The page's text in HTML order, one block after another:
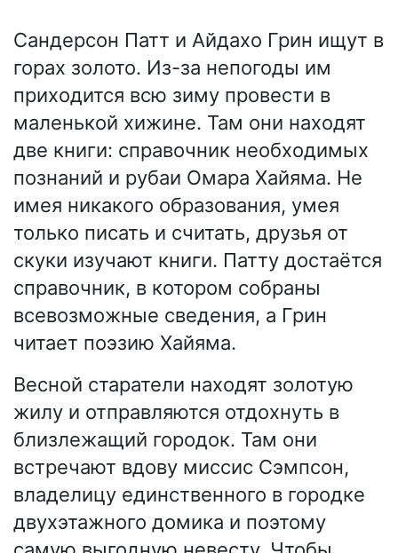
Сандерсон Патт и Айдахо Грин ищут в
горах золото. Из-за непогоды им
приходится всю зиму провести в
маленькой хижине. Там они находят
две книги: справочник необходимых
познаний и рубаи Омара Хайяма. Не
имея никакого образования, умея
только писать и считать, друзья от
скуки изучают книги. Патту достаётся
справочник, в котором собраны
всевозможные сведения, а Грин
читает поэзию Хайяма.
Весной старатели находят золотую
жилу и отправляются отдохнуть в
близлежащий городок. Там они
встречают вдову миссис Сэмпсон,
владелицу единственного в городке
двухэтажного домика и поэтому